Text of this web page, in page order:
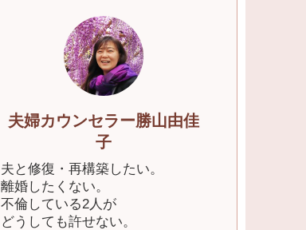
夫婦カウンセラー勝山由佳
子
夫と修復・再構築したい。
離婚したくない。
不倫している2人が
どうしても許せない。